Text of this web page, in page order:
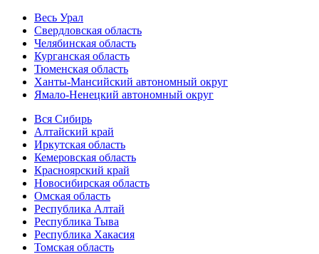
Весь Урал
Свердловская область
Челябинская область
Курганская область
Тюменская область
Ханты-Мансийский автономный округ
Ямало-Ненецкий автономный округ
Вся Сибирь
Алтайский край
Иркутская область
Кемеровская область
Красноярский край
Новосибирская область
Омская область
Республика Алтай
Республика Тыва
Республика Хакасия
Томская область